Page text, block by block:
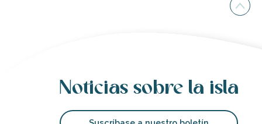
Noticias sobre la isla